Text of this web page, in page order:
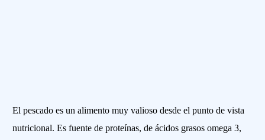
El pescado es un alimento muy valioso desde el punto de vista
nutricional. Es fuente de proteínas, de ácidos grasos omega 3,